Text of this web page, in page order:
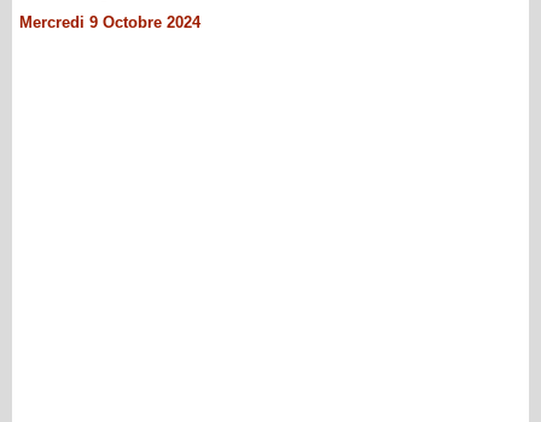
Mercredi 9 Octobre 2024